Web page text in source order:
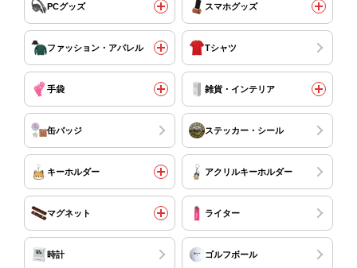
PCグッズ スマホグッズ
ファッション・アパレル Tシャツ
手袋 雑貨・インテリア
缶バッジ ステッカー・シール
キーホルダー アクリルキーホルダー
マグネット ライター
時計 ゴルフボール